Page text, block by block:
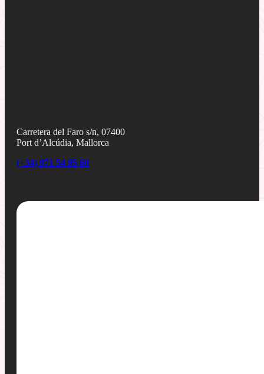
Carretera del Faro s/n, 07400
Port d’Alcúdia, Mallorca
(+34) 971 54 95 60